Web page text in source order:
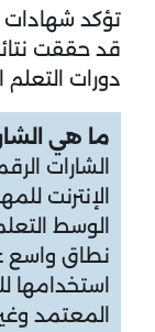
تؤكد شهادات
قد حققت
دورات التعلم
ما هي
الشارات
الإنترنت
الوسط
نطاق واسع
استخدامها
المعتمد